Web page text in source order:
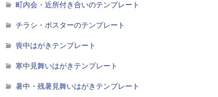
町内会・近所付き合いのテンプレート
チラシ・ポスターのテンプレート
喪中はがきテンプレート
寒中見舞いはがきテンプレート
暑中・残暑見舞いはがきテンプレート